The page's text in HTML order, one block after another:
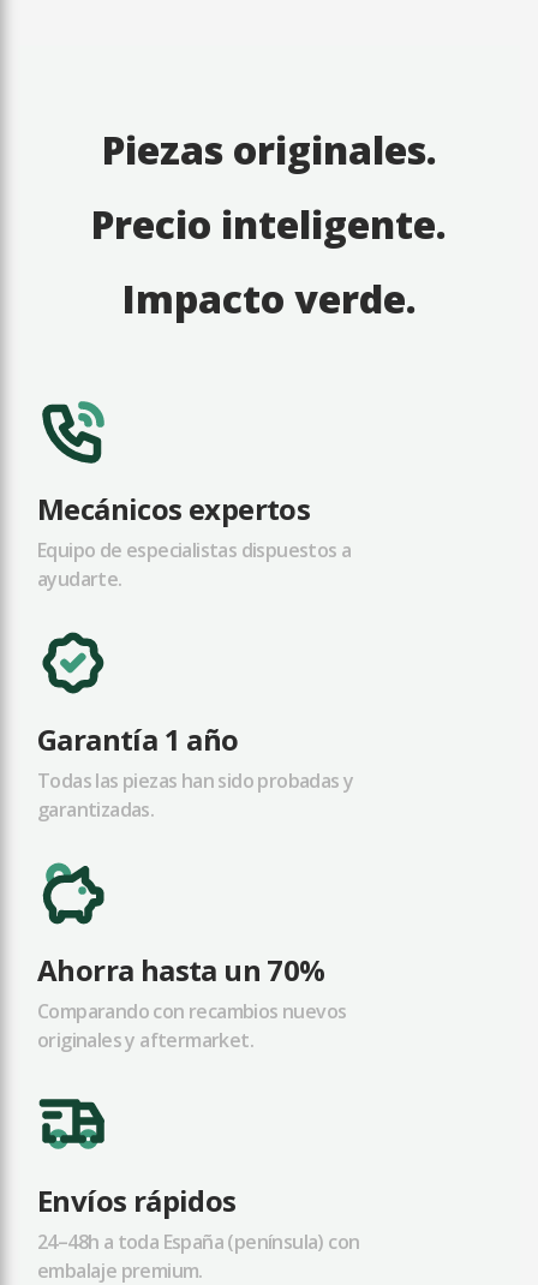
Piezas originales.
Precio inteligente.
Impacto verde.
Mecánicos expertos
Equipo de especialistas dispuestos a
ayudarte.
Garantía 1 año
Todas las piezas han sido probadas y
garantizadas.
Ahorra hasta un 70%
Comparando con recambios nuevos
originales y aftermarket.
Envíos rápidos
24–48h a toda España (península) con
embalaje premium.